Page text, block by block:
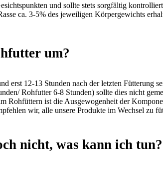
und sollte stets sorgfältig
ca. 3-5% des jeweiligen Körpergewichts
um?
erst 12-13 Stunden nach der letzten Fütterung
Rohfutter 6-8 Stunden) sollte dies nicht
Rohfüttern ist die Ausgewogenheit der
wir, alle unsere Produkte im Wechsel zu
nicht, was kann ich tun?